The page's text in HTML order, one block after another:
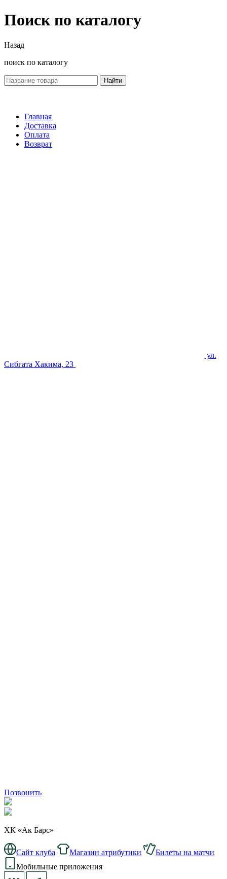
Поиск по каталогу
Назад
поиск по каталогу
Найти
Главная
Доставка
Оплата
Возврат
ул.
Сибгата Хакима, 23
Позвонить
ХК «Ак Барс»
Сайт клуба Магазин атрибутики
Билеты на матчи
Мобильные приложения